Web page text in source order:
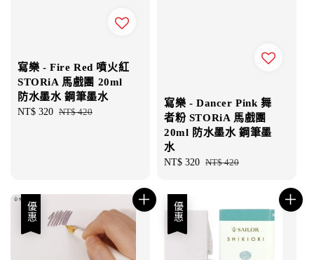
寫樂 - Fire Red 噴火紅
STORiA 馬戲團 20ml
防水墨水 鋼筆墨水
Sale
NT$ 320 Regular
NT$ 420
寫樂 - Dancer Pink 舞
者粉 STORiA 馬戲團
20ml 防水墨水 鋼筆墨
水
Sale
NT$ 320 Regular
NT$ 420
優惠 優惠